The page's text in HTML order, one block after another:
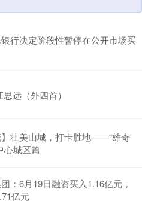
行决定阶段性暂停在公开市场买
远（外四首）
壮美山城，打卡胜地——“雄奇
心城区篇
：6月19日融资买入1.16亿元，
亿元